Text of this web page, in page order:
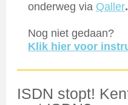
onderweg via Qaller.
Nog niet gedaan?
Klik hier voor
ISDN stopt!